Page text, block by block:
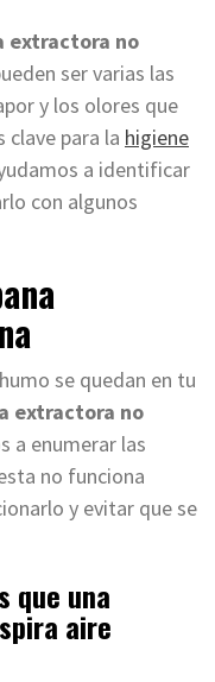
extractora no
ser varias las
y los olores que
clave para la higiene
a identificar
con algunos
se quedan en tu
extractora no
a enumerar las
no funciona
y evitar que se
que una
aire